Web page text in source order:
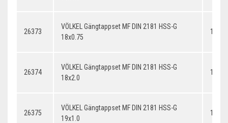
26373
VÖLKEL Gängtappset MF DIN 2181 HSS-G
18x0.75
26374
VÖLKEL Gängtappset MF DIN 2181 HSS-G
18x2.0
26375
VÖLKEL Gängtappset MF DIN 2181 HSS-G
19x1.0